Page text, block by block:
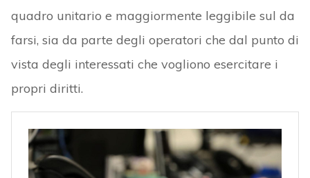
quadro unitario e maggiormente leggibile sul da
farsi, sia da parte degli operatori che dal punto di
vista degli interessati che vogliono esercitare i
propri diritti.